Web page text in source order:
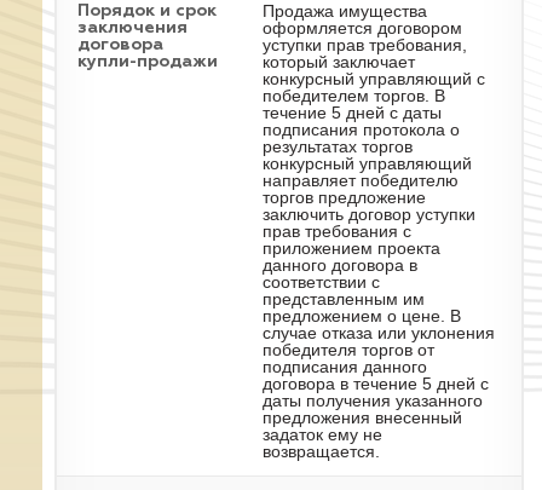
Порядок и срок
заключения
договора
купли-продажи
Продажа имущества
оформляется договором
уступки прав требования,
который заключает
конкурсный управляющий с
победителем торгов. В
течение 5 дней с даты
подписания протокола о
результатах торгов
конкурсный управляющий
направляет победителю
торгов предложение
заключить договор уступки
прав требования с
приложением проекта
данного договора в
соответствии с
представленным им
предложением о цене. В
случае отказа или уклонения
победителя торгов от
подписания данного
договора в течение 5 дней с
даты получения указанного
предложения внесенный
задаток ему не
возвращается.